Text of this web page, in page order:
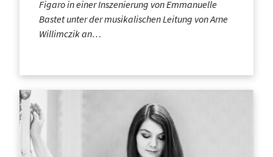
Figaro in einer Inszenierung von Emmanuelle
Bastet unter der musikalischen Leitung von Arne
Willimczik an…